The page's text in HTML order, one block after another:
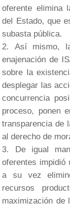
oferente elimina
del Estado, que
subasta pública.
Así mismo,
enajenación de
sobre la
desplegar las
concurrencia
proceso, ponen
transparencia de
al derecho de
De igual
oferentes impidió
a su vez
recursos
maximización de